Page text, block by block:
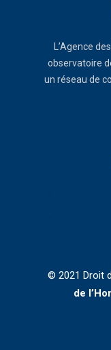
L’Agence
observatoire
un réseau de
© 2021 Droit
de